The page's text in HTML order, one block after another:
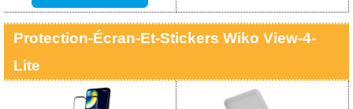
Protection-Écran-Et-Stickers Wiko View-4-
Lite